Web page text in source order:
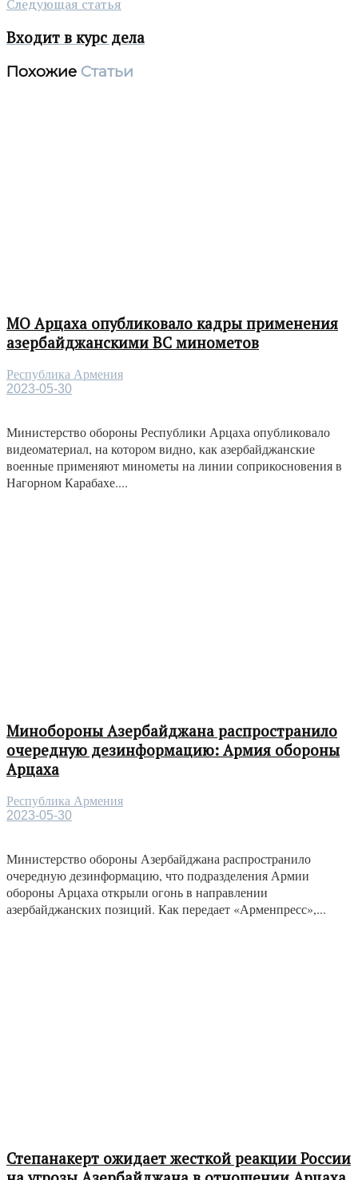
Следующая статья
Входит в курс дела
Похожие Статьи
МО Арцаха опубликовало кадры применения
азербайджанскими ВС минометов
Республика Армения
2023-05-30
Министерство обороны Республики Арцаха опубликовало
видеоматериал, на котором видно, как азербайджанские
военные применяют минометы на линии соприкосновения в
Нагорном Карабахе....
Минобороны Азербайджана распространило
очередную дезинформацию: Армия обороны
Арцаха
Республика Армения
2023-05-30
Министерство обороны Азербайджана распространило
очередную дезинформацию, что подразделения Армии
обороны Арцаха открыли огонь в направлении
азербайджанских позиций. Как передает «Арменпресс»,...
Степанакерт ожидает жесткой реакции России